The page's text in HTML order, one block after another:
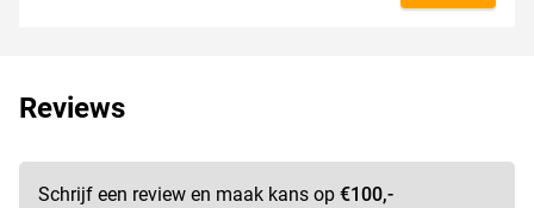
Reviews
Schrijf een review en maak kans op €100,-